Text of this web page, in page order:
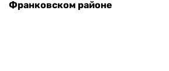
Франковском районе